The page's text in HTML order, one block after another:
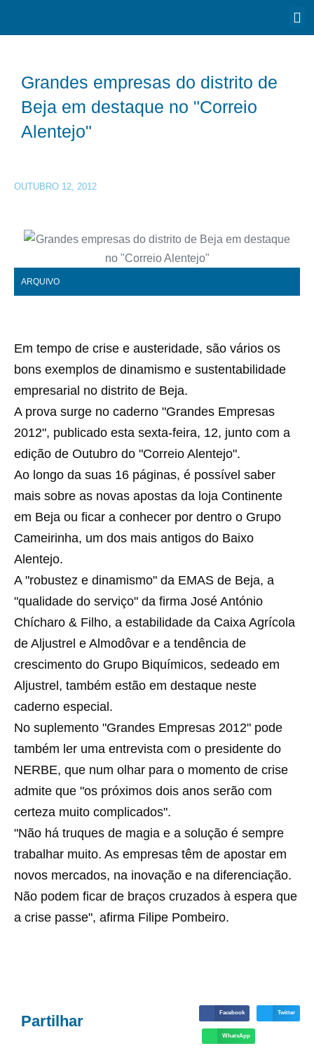
Grandes empresas do distrito de
Beja em destaque no "Correio
Alentejo"
OUTUBRO 12, 2012
ARQUIVO
Em tempo de crise e austeridade, são vários os
bons exemplos de dinamismo e sustentabilidade
empresarial no distrito de Beja.
A prova surge no caderno "Grandes Empresas
2012", publicado esta sexta-feira, 12, junto com a
edição de Outubro do "Correio Alentejo".
Ao longo da suas 16 páginas, é possível saber
mais sobre as novas apostas da loja Continente
em Beja ou ficar a conhecer por dentro o Grupo
Cameirinha, um dos mais antigos do Baixo
Alentejo.
A "robustez e dinamismo" da EMAS de Beja, a
"qualidade do serviço" da firma José António
Chícharo & Filho, a estabilidade da Caixa Agrícola
de Aljustrel e Almodôvar e a tendência de
crescimento do Grupo Biquímicos, sedeado em
Aljustrel, também estão em destaque neste
caderno especial.
No suplemento "Grandes Empresas 2012" pode
também ler uma entrevista com o presidente do
NERBE, que num olhar para o momento de crise
admite que "os próximos dois anos serão com
certeza muito complicados".
"Não há truques de magia e a solução é sempre
trabalhar muito. As empresas têm de apostar em
novos mercados, na inovação e na diferenciação.
Não podem ficar de braços cruzados à espera que
a crise passe", afirma Filipe Pombeiro.
Partilhar Facebook Twitter
WhatsApp